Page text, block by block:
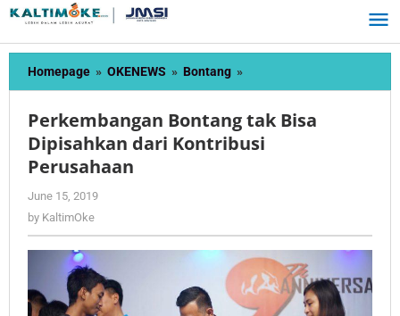
Skip
content
Homepage » OKENEWS » Bontang »
Bontang
Bisa
Dipisahkan
Perkembangan Bontang tak Bisa
Dipisahkan dari Kontribusi
Perusahaan
June 15, 2019
by KaltimOke